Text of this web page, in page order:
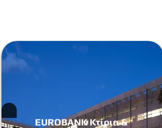
EUROBANK Κτίρια &